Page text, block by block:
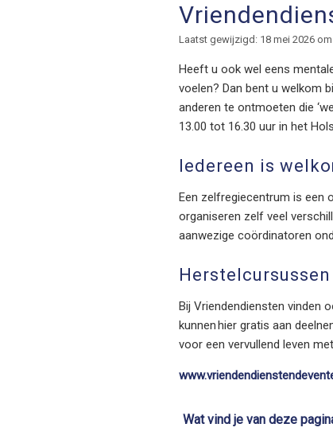
Laatst gewijzigd: 18 mei 2026
Heeft u ook wel eens
voelen? Dan bent u welkom
anderen te ontmoeten die
13.00 tot 16.30 uur in het
Iedereen is
Een zelfregiecentrum is een
organiseren zelf veel
aanwezige coördinatoren
Bij Vriendendiensten vinden
kunnen hier gratis aan
voor een vervullend leven
Wat vind je van deze